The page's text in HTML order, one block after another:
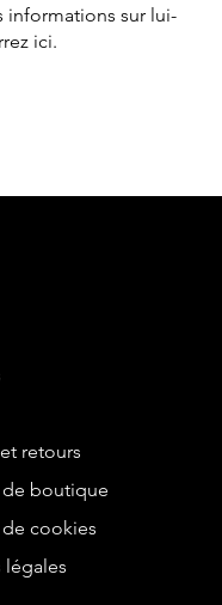
informations sur lui-
ici.
retours
boutique
cookies
légales